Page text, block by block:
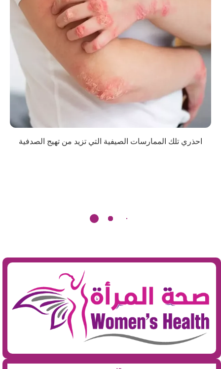
احذري تلك الممارسات الصيفية التي تزيد من تهيج الصدفية